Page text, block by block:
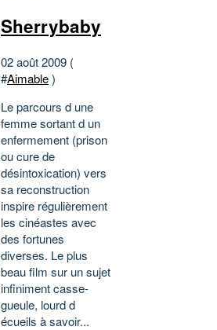
Sherrybaby
02 août 2009 (
#Aimable)
Le parcours d une
femme sortant d un
enfermement (prison
ou cure de
désintoxication) vers
sa reconstruction
inspire régulièrement
les cinéastes avec
des fortunes
diverses. Le plus
beau film sur un sujet
infiniment casse-
gueule, lourd d
écueils à savoir...